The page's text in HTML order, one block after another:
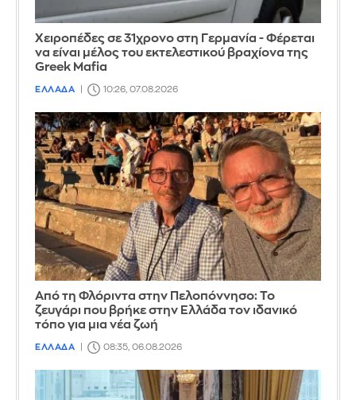
Χειροπέδες σε 31χρονο στη Γερμανία - Φέρεται
να είναι μέλος του εκτελεστικού βραχίονα της
Greek Mafia
ΕΛΛΑΔΑ 10:26, 07.08.2026
Από τη Φλόριντα στην Πελοπόννησο: Το
ζευγάρι που βρήκε στην Ελλάδα τον ιδανικό
τόπο για μια νέα ζωή
ΕΛΛΑΔΑ 08:35, 06.08.2026